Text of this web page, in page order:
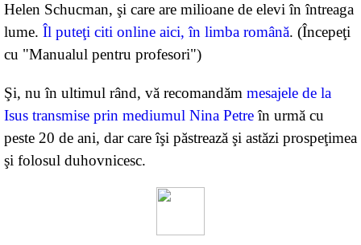
Helen Schucman, şi care are milioane de elevi în întreaga
lume. Îl puteţi citi online aici, în limba română. (Începeţi
cu "Manualul pentru profesori")
Şi, nu în ultimul rând, vă recomandăm mesajele de la
Isus transmise prin mediumul Nina Petreîn urmă cu
peste 20 de ani, dar care îşi păstrează şi astăzi prospeţimea
şi folosul duhovnicesc.